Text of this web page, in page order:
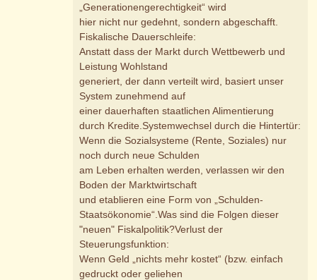
„Generationengerechtigkeit“ wird
hier nicht nur gedehnt, sondern abgeschafft.
Fiskalische Dauerschleife:
Anstatt dass der Markt durch Wettbewerb und
Leistung Wohlstand
generiert, der dann verteilt wird, basiert unser
System zunehmend auf
einer dauerhaften staatlichen Alimentierung
durch Kredite.Systemwechsel durch die Hintertür:
Wenn die Sozialsysteme (Rente, Soziales) nur
noch durch neue Schulden
am Leben erhalten werden, verlassen wir den
Boden der Marktwirtschaft
und etablieren eine Form von „Schulden-
Staatsökonomie“.Was sind die Folgen dieser
"neuen" Fiskalpolitik?Verlust der
Steuerungsfunktion:
Wenn Geld „nichts mehr kostet“ (bzw. einfach
gedruckt oder geliehen